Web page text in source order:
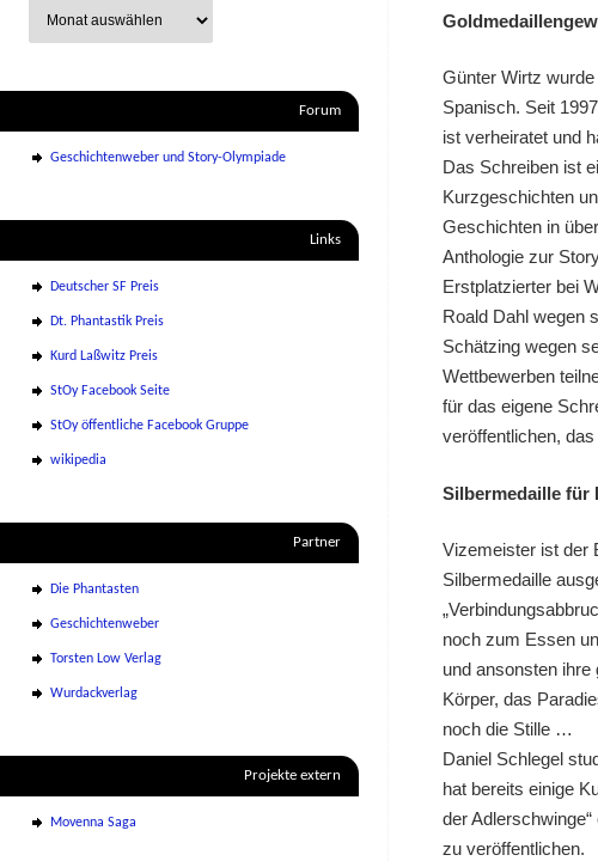
Günter Wirtz
Spanisch. Seit
ist verheiratet und
Das Schreiben ist
Kurzgeschichten
Geschichten in
Anthologie zur
Erstplatzierter bei
Roald Dahl wegen
Schätzing wegen
Wettbewerben
für das eigene
veröffentlichen,
Silbermedaille für
Vizemeister ist der
Silbermedaille
noch zum Essen
und ansonsten
Körper, das
noch die Stille …
Daniel Schlegel
hat bereits einige
der
zu veröffentlichen.
Forum
Geschichtenweber und Story-Olympiade
Links
Deutscher SF Preis
Dt. Phantastik Preis
Kurd Laßwitz Preis
StOy Facebook Seite
StOy öffentliche Facebook Gruppe
wikipedia
Partner
Die Phantasten
Geschichtenweber
Torsten Low Verlag
Wurdackverlag
Projekte extern
Movenna Saga